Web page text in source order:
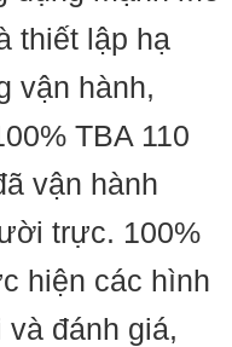
thiết lập hạ
vận hành,
TBA 110
vận hành
trực. 100%
hiện các hình
đánh giá,